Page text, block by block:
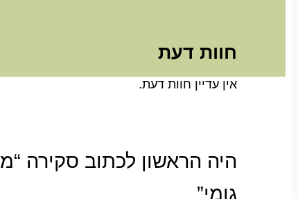
חוות דעת
אין עדיין חוות דעת.
גומי”